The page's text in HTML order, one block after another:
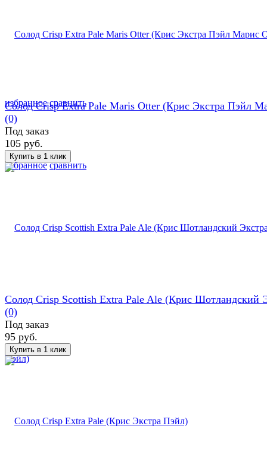
избранное сравнить
избранное сравнить
Солод Crisp Extra Pale Maris Otter (Крис Экстра Пэйл
(0)
Под заказ
105 руб.
Солод Crisp Scottish Extra Pale Ale (Крис Шотландский
(0)
Под заказ
95 руб.